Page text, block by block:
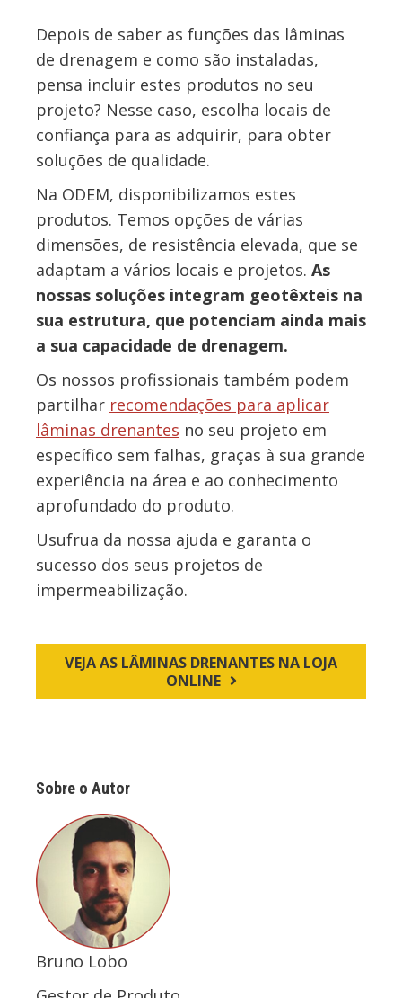
Depois de saber as funções das lâminas
de drenagem e como são instaladas,
pensa incluir estes produtos no seu
projeto? Nesse caso, escolha locais de
confiança para as adquirir, para obter
soluções de qualidade.
Na ODEM, disponibilizamos estes
produtos. Temos opções de várias
dimensões, de resistência elevada, que se
adaptam a vários locais e projetos. As
nossas soluções integram geotêxteis na
sua estrutura, que potenciam ainda mais
a sua capacidade de drenagem.
Os nossos profissionais também podem
partilhar recomendações para aplicar
lâminas drenantes no seu projeto em
específico sem falhas, graças à sua grande
experiência na área e ao conhecimento
aprofundado do produto.
Usufrua da nossa ajuda e garanta o
sucesso dos seus projetos de
impermeabilização.
VEJA AS LÂMINAS DRENANTES NA LOJA
ONLINE
Sobre o Autor
Bruno Lobo